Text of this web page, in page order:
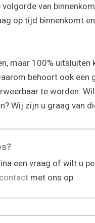
van
op tijd binnenkomt
maar 100% uitsluiten
behoort ook een
te worden.
Wij zijn u graag van
een vraag of wilt u
contact met ons op.